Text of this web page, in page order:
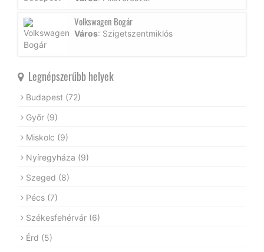
Volkswagen Bogár
Város: Szigetszentmiklós
Legnépszerűbb helyek
Budapest (72)
Győr (9)
Miskolc (9)
Nyíregyháza (9)
Szeged (8)
Pécs (7)
Székesfehérvár (6)
Érd (5)